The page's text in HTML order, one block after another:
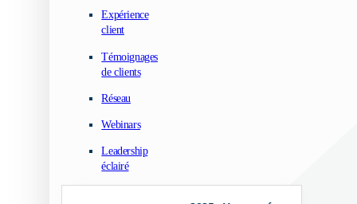
Expérience
client
Témoignages
de clients
Réseau
Webinars
Leadership
éclairé